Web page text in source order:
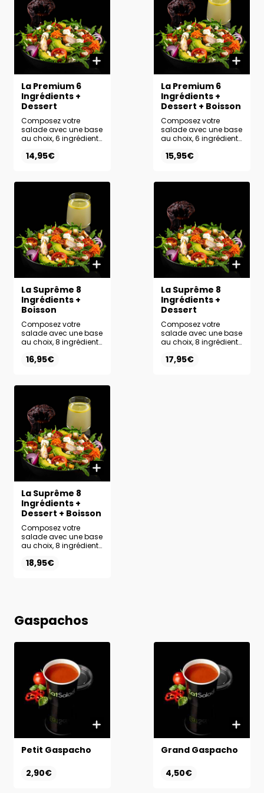
La Premium 6
Ingrédients +
Dessert
Composez votre
salade avec une base
au choix, 6 ingrédients
votre choix. Ajoutez le
sucrée parfaitement
14,95€
La Premium 6
Ingrédients +
Dessert + Boisson
Composez votre
salade avec une base
au choix, 6 ingrédients
votre choix. Profitez
boisson au choix.
15,95€
La Suprême 8
Ingrédients +
Boisson
Composez votre
salade avec une base
au choix, 8 ingrédients
votre choix.
choix pour un
maximum de plaisir.
16,95€
La Suprême 8
Ingrédients +
Dessert
Composez votre
salade avec une base
au choix, 8 ingrédients
votre choix. Ajoutez le
17,95€
La Suprême 8
Ingrédients +
Dessert + Boisson
Composez votre
salade avec une base
au choix, 8 ingrédients
votre choix. Complétez
18,95€
Gaspachos
Petit Gaspacho
2,90€
Grand Gaspacho
4,50€